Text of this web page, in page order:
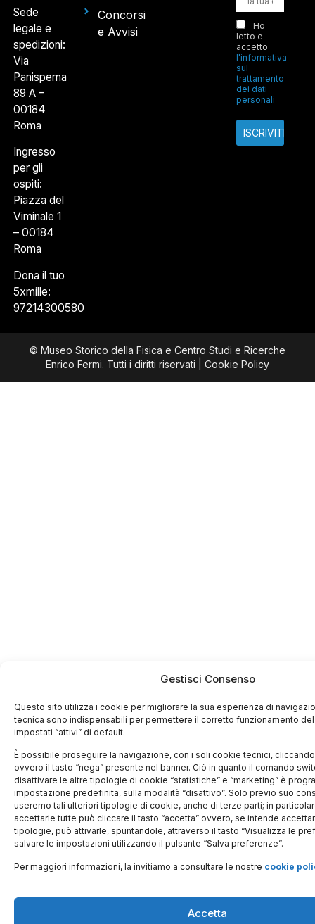
Gestisci Consenso
Questo sito utilizza i cookie per migliorare la sua esperienza di
tecnica sono indispensabili per permettere il corretto funzionamento
impostati “attivi” di default.
È possibile proseguire la navigazione, con i soli cookie tecnici, cliccando
ovvero il tasto “nega” presente nel banner. Ciò in quanto il comando
disattivare le altre tipologie di cookie “statistiche” e “marketing” è
impostazione predefinita, sulla modalità “disattivo”. Solo previo suo
useremo tali ulteriori tipologie di cookie, anche di terze parti; in
accettarle tutte può cliccare il tasto “accetta” ovvero, se intende
tipologie, può attivarle, spuntandole, attraverso il tasto “Visualizza le
salvare le impostazioni utilizzando il pulsante “Salva preferenze”.
Per maggiori informazioni, la invitiamo a consultare le nostre cookie
Accetta
Sede
legale e
spedizioni:
Via
Panisperna
89 A –
00184
Roma
Ingresso
per gli
ospiti:
Piazza del
Viminale 1
– 00184
Roma
Dona il tuo
5xmille:
97214300580
Concorsi
e Avvisi
Ho
letto e
accetto
l'informativa
sul
trattamento
dei dati
personali
© Museo Storico della Fisica e Centro Studi e Ricerche
Enrico Fermi. Tutti i diritti riservati | Cookie Policy